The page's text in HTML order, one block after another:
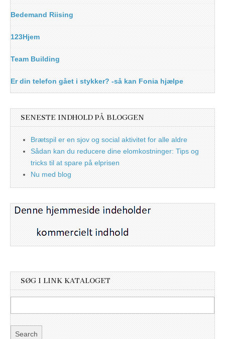
Bedemand Riising
123Hjem
Team Building
Er din telefon gået i stykker? -så kan Fonia hjælpe
SENESTE INDHOLD PÅ BLOGGEN
Brætspil er en sjov og social aktivitet for alle aldre
Sådan kan du reducere dine elomkostninger: Tips og
tricks til at spare på elprisen
Nu med blog
SØG I LINK KATALOGET